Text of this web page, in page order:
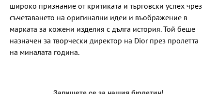
широко признание от критиката и търговски успех чрез
съчетаването на оригинални идеи и въображение в
марката за кожени изделия с дълга история. Той беше
назначен за творчески директор на Dior през пролетта
на миналата година.